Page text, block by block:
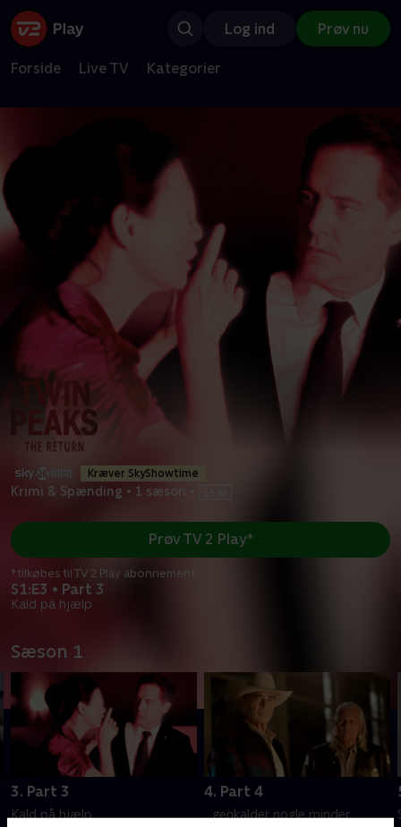
Log ind Prøv nu
Forside Live TV Kategorier
Kræver SkyShowtime
Krimi & Spænding • 1 sæson
S1:E3 • Part 3
Kald på hjælp
Prøv TV 2 Play*
*tilkøbes til TV 2 Play abonnement
Sæson 1
3. Part 3
Kald på hjælp
4. Part 4
...genkalder nogle minder.